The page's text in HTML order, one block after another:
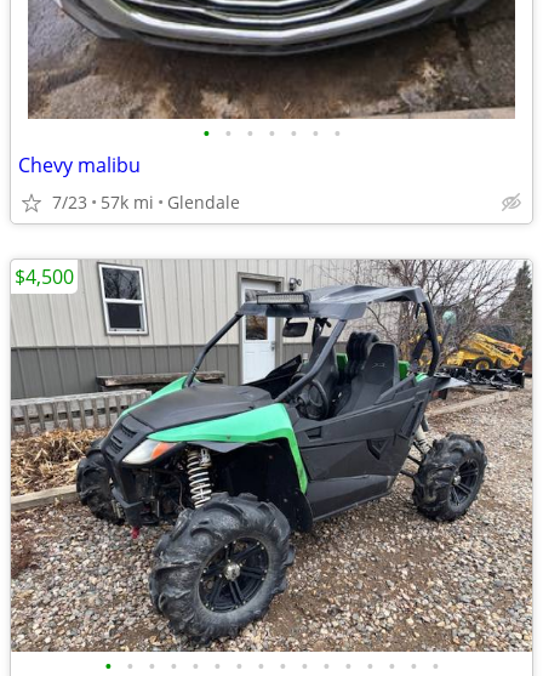
• • • • • • •
Chevy malibu
7/23 57k mi Glendale
• • • • • • • • • • • • • • • •
$4,500